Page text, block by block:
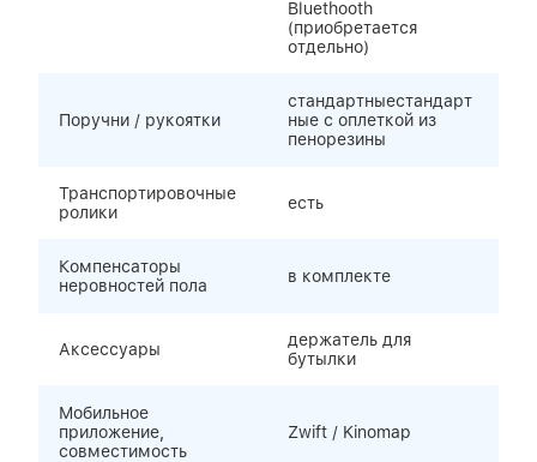
Bluethooth
(приобретается
отдельно)
Поручни / рукоятки
стандартныестандарт
ные с оплеткой из
пенорезины
Транспортировочные
ролики
есть
Компенсаторы
неровностей пола
в комплекте
Аксессуары
держатель для
бутылки
Мобильное
приложение,
совместимость
Zwift / Kinomap